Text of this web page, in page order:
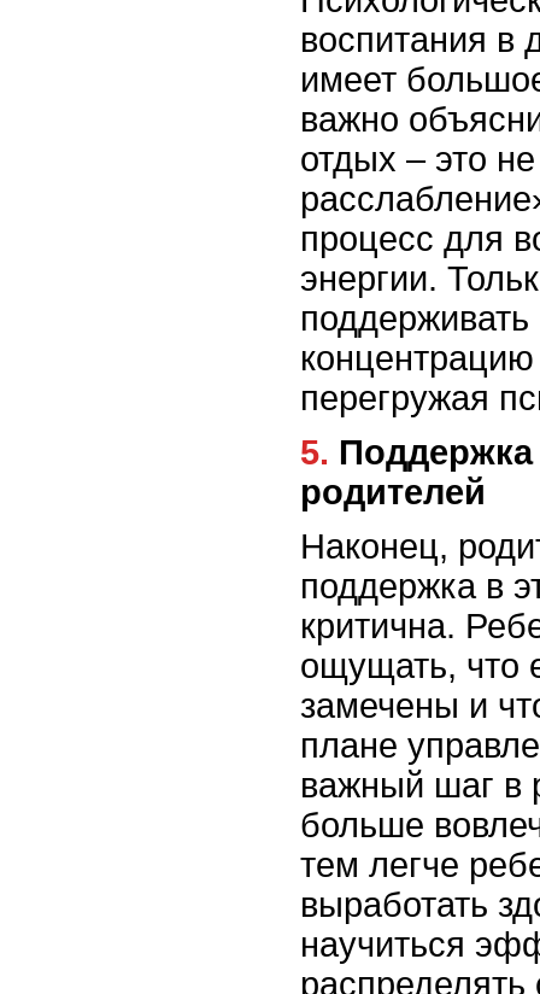
воспитания в
имеет
важно
отдых – это
процесс для
энергии.
поддерживать
перегружая
5. Поддержка и вовлеченность
родителей
Наконец,
поддержка в
критична.
ощущать, что
замечены и
плане
важный шаг в
больше
тем легче
выработать
научиться